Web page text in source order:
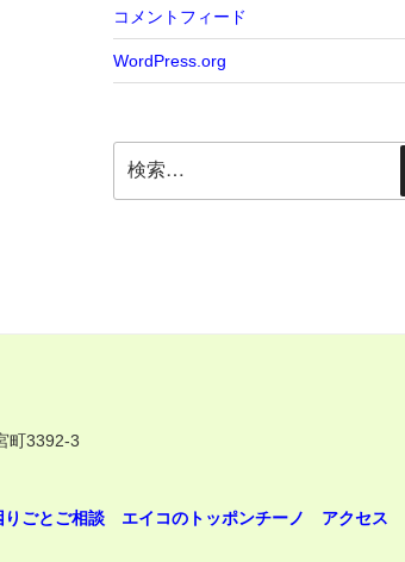
コメントフィード
WordPress.org
索:
町3392-3
りごとご相談 エイコのトッポンチーノ アクセス